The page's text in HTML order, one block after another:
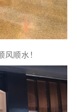
顺水！